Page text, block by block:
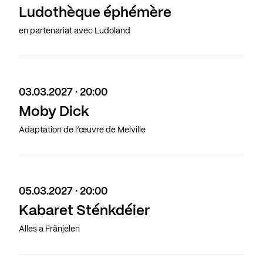
Ludothèque éphémère
en partenariat avec Ludoland
03.03.2027 · 20:00
Moby Dick
Adaptation de l’œuvre de Melville
05.03.2027 · 20:00
Kabaret Sténkdéier
Alles a Fränjelen